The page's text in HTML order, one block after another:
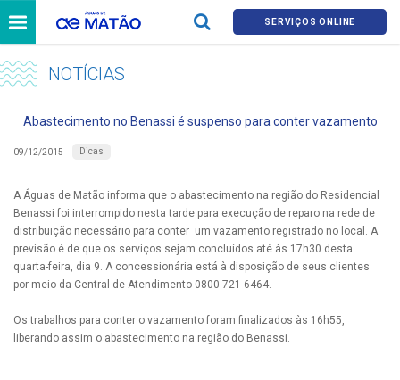
SERVIÇOS ONLINE
NOTÍCIAS
Abastecimento no Benassi é suspenso para conter vazamento
09/12/2015 Dicas
A Águas de Matão informa que o abastecimento na região do Residencial
Benassi foi interrompido nesta tarde para execução de reparo na rede de
distribuição necessário para conter um vazamento registrado no local. A
previsão é de que os serviços sejam concluídos até às 17h30 desta
quarta-feira, dia 9. A concessionária está à disposição de seus clientes
por meio da Central de Atendimento 0800 721 6464.
Os trabalhos para conter o vazamento foram finalizados às 16h55,
liberando assim o abastecimento na região do Benassi.